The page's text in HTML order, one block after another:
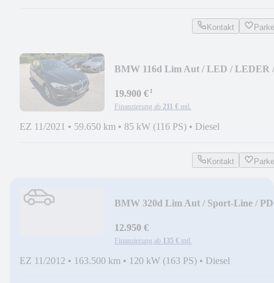
Kontakt
BMW 116d Lim Aut / LED / LEDER /
19.900 €¹
Finanzierung ab 211 € mtl.
EZ 11/2021 • 59.650 km • 85 kW (116 PS) • Diesel
Kontakt
BMW 320d Lim Aut / Sport-Line /
12.950 €
Finanzierung ab 135 € mtl.
EZ 11/2012 • 163.500 km • 120 kW (163 PS) • Diesel